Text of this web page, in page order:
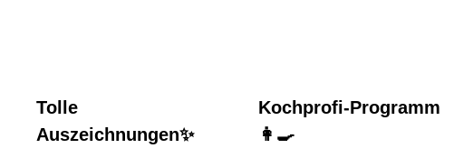
Tolle
Auszeichnungen✨
Kochprofi-Programm
👩‍🍳